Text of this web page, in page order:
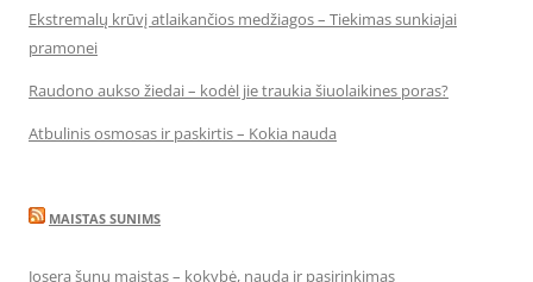
Ekstremalų krūvį atlaikančios medžiagos – Tiekimas sunkiajai
pramonei
Raudono aukso žiedai – kodėl jie traukia šiuolaikines poras?
Atbulinis osmosas ir paskirtis – Kokia nauda
MAISTAS SUNIMS
Josera šunų maistas – kokybė, nauda ir pasirinkimas